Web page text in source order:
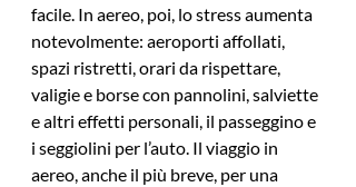
facile. In aereo, poi, lo stress aumenta
notevolmente: aeroporti affollati,
spazi ristretti, orari da rispettare,
valigie e borse con pannolini, salviette
e altri effetti personali, il passeggino e
i seggiolini per l’auto. Il viaggio in
aereo, anche il più breve, per una